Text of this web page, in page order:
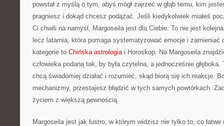
powstał z myślą o tym, abyś mógł zajrzeć w głąb temu, kim
pragniesz i dokąd chcesz podążać. Jeśli kiedykolwiek miałeś
Ci chwili na namysł, Margoseila jest dla Ciebie. To nie jest
lecz latarnia, która pomaga systematyzować emocje i zamieniać
kategorie to Chińska astrologiai Horoskop. Na Margoseila
człowieka podaną tak, by była czytelna, a jednocześnie
chcą świadomiej działać i rozumieć, skąd biorą się ich reakcje.
mechanizmy, przestajesz błądzić w tych samych powtórkach.
życiem z większą pewnością.
Margoseila jest jak lustro, w którym widzisz nie tylko to, co